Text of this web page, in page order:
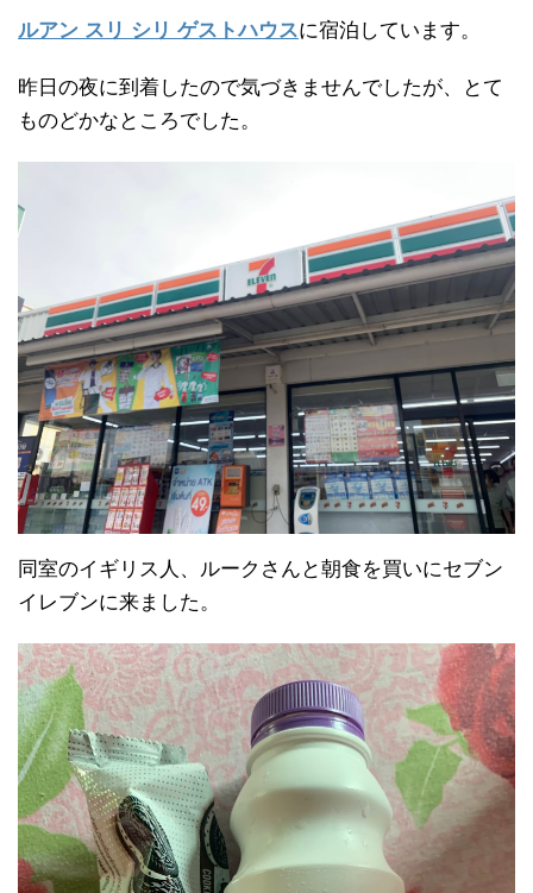
ルアン スリ シリ ゲストハウスに宿泊しています。
昨日の夜に到着したので気づきませんでしたが、とて
ものどかなところでした。
同室のイギリス人、ルークさんと朝食を買いにセブン
イレブンに来ました。